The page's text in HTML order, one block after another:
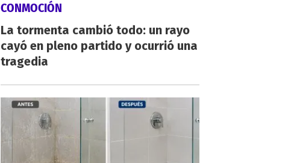
CONMOCIÓN
La tormenta cambió todo: un rayo
cayó en pleno partido y ocurrió una
tragedia